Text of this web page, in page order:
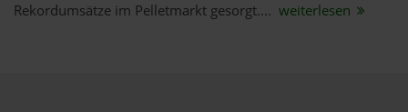
Rekordumsätze im Pelletmarkt gesorgt.... weiterlesen